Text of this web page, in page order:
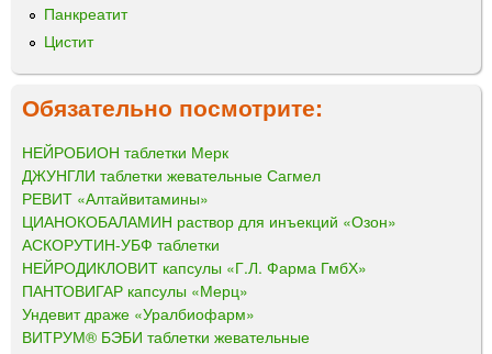
Панкреатит
Цистит
Обязательно посмотрите:
НЕЙРОБИОН таблетки Мерк
ДЖУНГЛИ таблетки жевательные Сагмел
РЕВИТ «Алтайвитамины»
ЦИАНОКОБАЛАМИН раствор для инъекций «Озон»
АСКОРУТИН-УБФ таблетки
НЕЙРОДИКЛОВИТ капсулы «Г.Л. Фарма ГмбХ»
ПАНТОВИГАР капсулы «Мерц»
Ундевит драже «Уралбиофарм»
ВИТРУМ® БЭБИ таблетки жевательные